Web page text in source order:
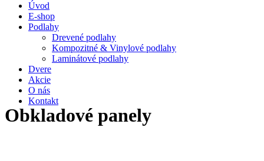
Úvod
E-shop
Podlahy
Drevené podlahy
Kompozitné & Vinylové podlahy
Laminátové podlahy
Dvere
Akcie
O nás
Kontakt
Obkladové panely